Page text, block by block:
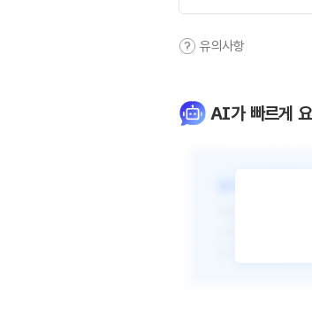
유의사항
AI가 빠르게